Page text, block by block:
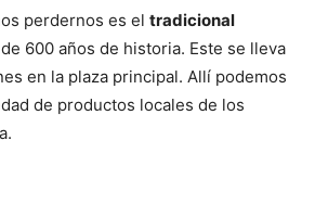
perdernos es el tradicional
600 años de historia. Este se lleva
en la plaza principal. Allí podemos
de productos locales de los